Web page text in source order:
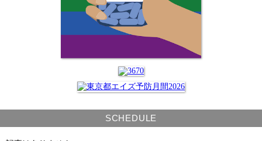
SCHEDULE